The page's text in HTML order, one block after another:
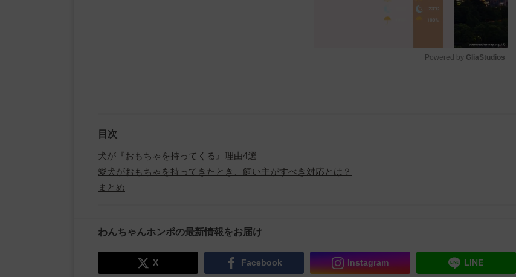
Powered by GliaStudios
目次
犬が『おもちゃを持ってくる』理由4選
愛犬がおもちゃを持ってきたとき、飼い主がすべき対応とは？
まとめ
わんちゃんホンポの最新情報をお届け
X Facebook Instagram LINE